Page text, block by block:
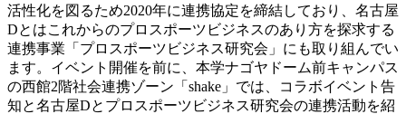
活性化を図るため2020年に連携協定を締結しており、名古屋
Dとはこれからのプロスポーツビジネスのあり方を探求する
連携事業「プロスポーツビジネス研究会」にも取り組んでい
ます。イベント開催を前に、本学ナゴヤドーム前キャンパス
の西館2階社会連携ゾーン「shake」では、コラボイベント告
知と名古屋Dとプロスポーツビジネス研究会の連携活動を紹